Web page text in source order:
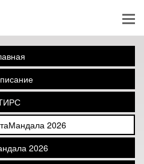
2026
2026